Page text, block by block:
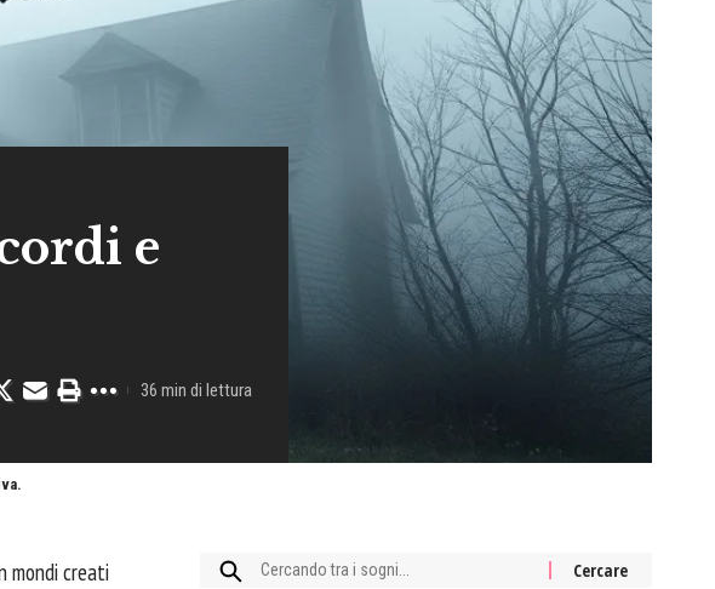
e
36 min di lettura
mondi creati
Cercare: